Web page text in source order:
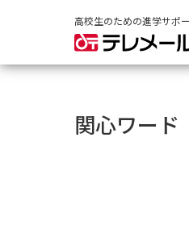
高校生のための進学サポ
関心ワード